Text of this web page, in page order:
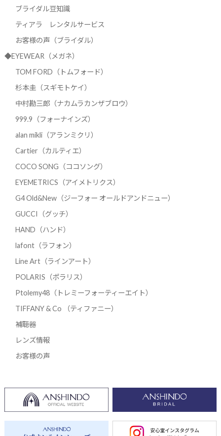
ブライダル豆知識
ティアラ レンタルサービス
お客様の声（ブライダル）
◆EYEWEAR（メガネ）
TOM FORD（トムフォード）
杉本圭（スギモトケイ）
中村勘三郎（ナカムラカンザブロウ）
999.9（フォーナインズ）
alan mikli（アランミクリ）
Cartier（カルティエ）
COCO SONG（ココソング）
EYEMETRICS（アイメトリクス）
G4 Old&New（ジーフォー オールドアンドニュー）
GUCCI（グッチ）
HAND（ハンド）
lafont（ラフォン）
Line Art（ラインアート）
POLARIS（ポラリス）
Ptolemy48（トレミーフォーティーエイト）
TIFFANY & Co （ティファニー）
補聴器
レンズ情報
お客様の声